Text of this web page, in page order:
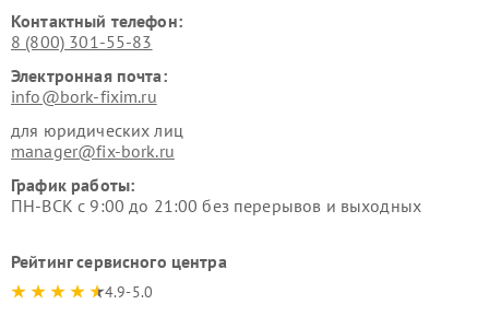
Контактный телефон:
8 (800) 301-55-83
Электронная почта:
info@bork-fixim.ru
для юридических лиц
manager@fix-bork.ru
График работы:
ПН-ВСК с 9:00 до 21:00 без перерывов и выходных
Рейтинг сервисного центра
4.9-5.0